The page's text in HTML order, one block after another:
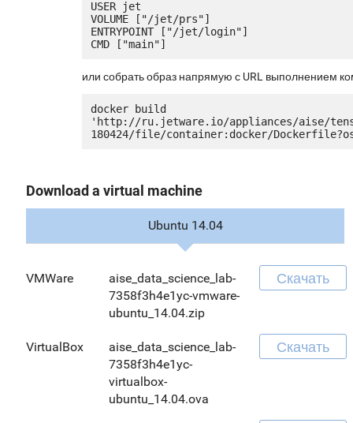
USER jet
VOLUME ["/jet/prs"]
ENTRYPOINT ["/jet/login"]
или собрать образ напрямую с URL выполнением
docker build
'http://ru.jetware.io/appliances/aise/
Download a virtual machine
Ubuntu 14.04
VMWare
aise_data_science_lab-
7358f3h4e1yc-vmware-
ubuntu_14.04.zip
Скачать
VirtualBox
aise_data_science_lab-
7358f3h4e1yc-
virtualbox-
ubuntu_14.04.ova
Скачать